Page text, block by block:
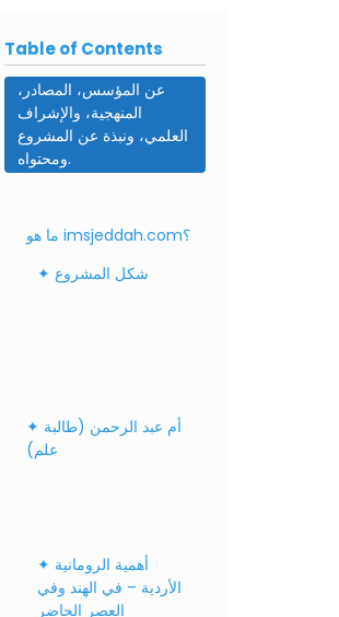
Table of Contents
عن المؤسس، المصادر،
المنهجية، والإشراف
العلمي، ونبذة عن المشروع
ومحتواه.
ما هو imsjeddah.com؟
✦ شكل المشروع
✦ أم عبد الرحمن (طالبة
علم)
✦ أهمية الرومانية
الأردية – في الهند وفي